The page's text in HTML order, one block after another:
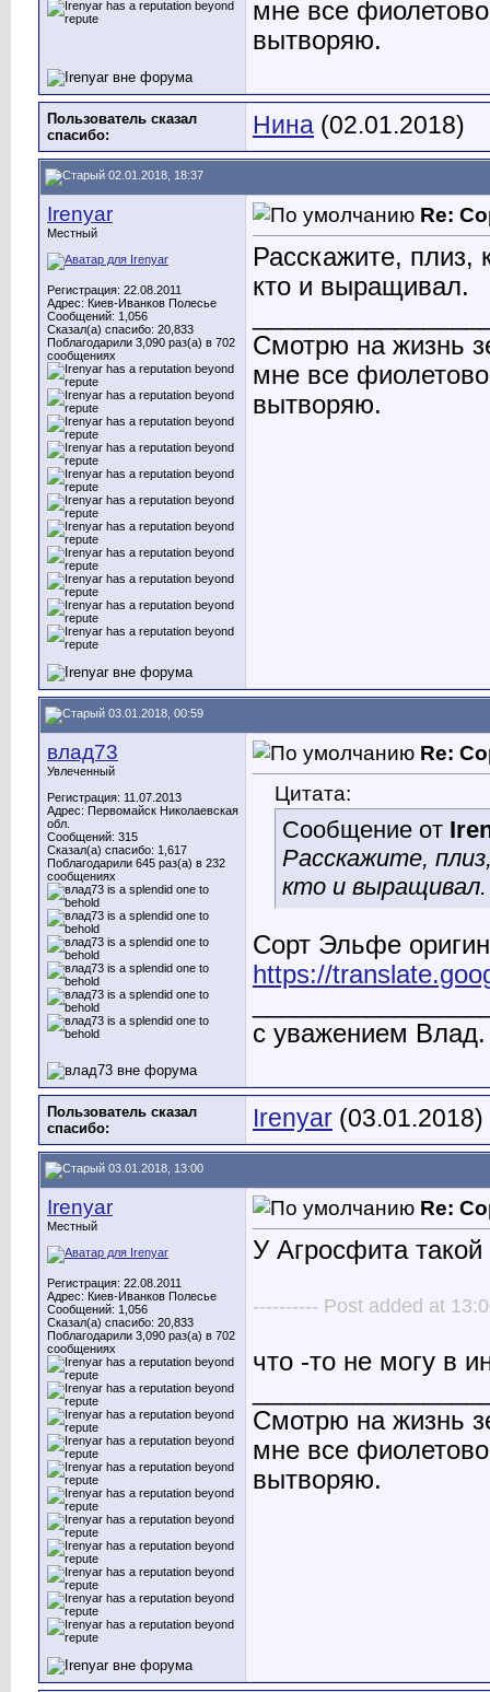
мне все
вытворяю.
Пользователь сказал
cпасибо:
Нина (02.01.2018)
02.01.2018, 18:37
Irenyar
Местный
Регистрация: 22.08.2011
Адрес: Киев-Иванков Полесье
Сообщений: 1,056
Сказал(а) спасибо: 20,833
Поблагодарили 3,090 раз(а) в 702
сообщениях
Re:
Расскажите, плиз,
кто и выращивал.
Смотрю на жизнь
мне все
вытворяю.
03.01.2018, 00:59
влад73
Увлеченный
Регистрация: 11.07.2013
Адрес: Первомайск Николаевская
обл.
Сообщений: 315
Сказал(а) спасибо: 1,617
Поблагодарили 645 раз(а) в 232
сообщениях
Re:
Цитата:
Сообщение от
Расскажите,
кто и выращивал.
Сорт Эльфе
https://
с уважением Влад.
Пользователь сказал
cпасибо:
Irenyar (03.01.2018)
03.01.2018, 13:00
Irenyar
Местный
Регистрация: 22.08.2011
Адрес: Киев-Иванков Полесье
Сообщений: 1,056
Сказал(а) спасибо: 20,833
Поблагодарили 3,090 раз(а) в 702
сообщениях
Re:
У Агросфита
---------- Post added at
что -то не могу в
Смотрю на жизнь
мне все
вытворяю.